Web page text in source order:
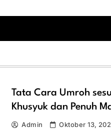
Tata Cara Umroh
Khusyuk dan Penuh
Admin Oktober 13,